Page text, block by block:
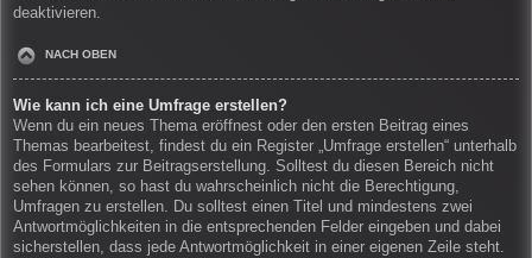
deaktivieren.
NACH OBEN
Wie kann ich eine Umfrage erstellen?
Wenn du ein neues Thema eröffnest oder den ersten Beitrag eines
Themas bearbeitest, findest du ein Register „Umfrage erstellen“ unterhalb
des Formulars zur Beitragserstellung. Solltest du diesen Bereich nicht
sehen können, so hast du wahrscheinlich nicht die Berechtigung,
Umfragen zu erstellen. Du solltest einen Titel und mindestens zwei
Antwortmöglichkeiten in die entsprechenden Felder eingeben und dabei
sicherstellen, dass jede Antwortmöglichkeit in einer eigenen Zeile steht.